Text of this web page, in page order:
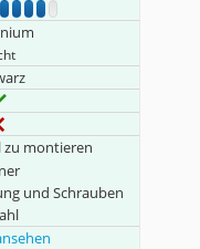
6 7 8 9 10
zu montieren
und Schrauben